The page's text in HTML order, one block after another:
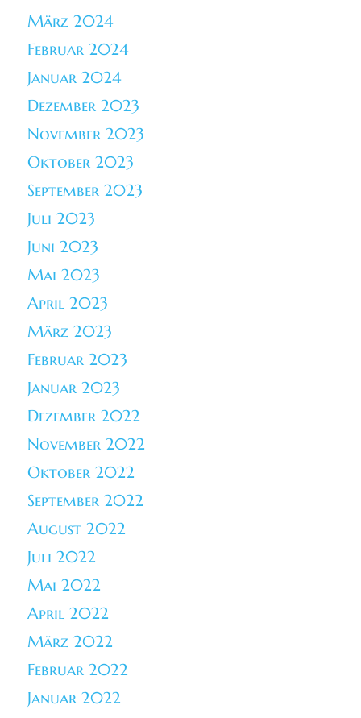
März 2024
Februar 2024
Januar 2024
Dezember 2023
November 2023
Oktober 2023
September 2023
Juli 2023
Juni 2023
Mai 2023
April 2023
März 2023
Februar 2023
Januar 2023
Dezember 2022
November 2022
Oktober 2022
September 2022
August 2022
Juli 2022
Mai 2022
April 2022
März 2022
Februar 2022
Januar 2022